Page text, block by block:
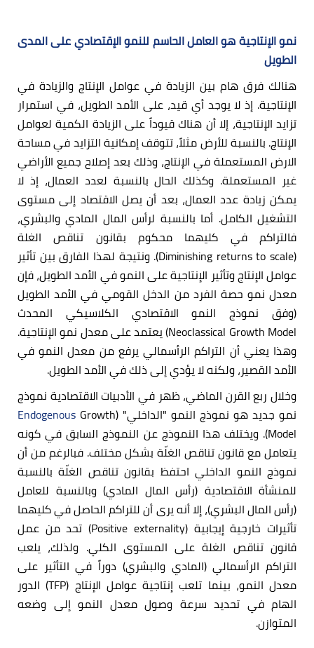
نمو الإنتاجية هو العامل الحاسم للنمو الإقتصادي على المدى
الطويل
هنالك فرق هام بين الزيادة في عوامل الإنتاج والزيادة في
الإنتاجية. إذ لا يوجد أي قيد، على الأمد الطويل، في استمرار
تزايد الإنتاجية، إلا أن هناك قيوداً على الزيادة الكمية لعوامل
الإنتاج. بالنسبة للأرض مثلاً، تتوقف إمكانية التزايد في مساحة
الارض المستعملة في الإنتاج، وذلك بعد إصلاح جميع الأراضي
غير المستعملة. وكذلك الحال بالنسبة لعدد العمال، إذ لا
يمكن زيادة عدد العمال، بعد أن يصل الاقتصاد إلى مستوى
التشغيل الكامل. أما بالنسبة لرأس المال المادي والبشري،
فالتراكم في كليهما محكوم بقانون تناقص الغلة
(Diminishing returns to scale). ونتيجة لهذا الفارق بين تأثير
عوامل الإنتاج وتأثير الإنتاجية على النمو في الأمد الطويل، فإن
معدل نمو حصة الفرد من الدخل القومي في الأمد الطويل
(وفق نموذج النمو الاقتصادي الكلاسيكي المحدث
Neoclassical Growth Model) يعتمد على معدل نمو الإنتاجية.
وهذا يعني أن التراكم الرأسمالي يرفع من معدل النمو في
الأمد القصير، ولكنه لا يؤدي إلى ذلك في الأمد الطويل.
وخلال ربع القرن الماضي، ظهر في الأدبيات الاقتصادية نموذج
نمو جديد هو نموذج النمو "الداخلي" (
Endogenous Growth
Model). ويختلف هذا النموذج عن النموذج السابق في كونه
يتعامل مع قانون تناقص الغلّة بشكل مختلف. فبالرغم من أن
نموذج النمو الداخلي احتفظ بقانون تناقص الغلّة بالنسبة
للمنشأة الاقتصادية (رأس المال المادي) وبالنسبة للعامل
(رأس المال البشري)، إلا أنه يرى أن للتراكم الحاصل في كليهما
تأثيرات خارجية إيجابية (Positive externality) تحد من عمل
قانون تناقص الغلة على المستوى الكلي. ولذلك، يلعب
التراكم الرأسمالي (المادي والبشري) دوراً في التأثير على
معدل النمو، بينما تلعب إنتاجية عوامل الإنتاج (TFP) الدور
الهام في تحديد سرعة وصول معدل النمو إلى وضعه
المتوازن.